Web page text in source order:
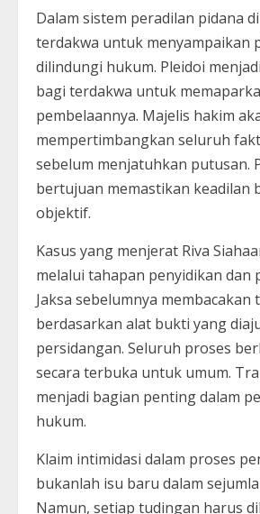
Dalam sistem peradilan pidana
terdakwa untuk menyampaikan
dilindungi hukum. Pleidoi
bagi terdakwa untuk
pembelaannya. Majelis hakim
mempertimbangkan seluruh
sebelum menjatuhkan putusan.
bertujuan memastikan keadilan
objektif.
Kasus yang menjerat Riva
melalui tahapan penyidikan dan
Jaksa sebelumnya
berdasarkan alat bukti yang
persidangan. Seluruh proses
secara terbuka untuk umum.
menjadi bagian penting dalam
hukum.
Klaim intimidasi dalam proses
bukanlah isu baru dalam
Namun, setiap tudingan harus